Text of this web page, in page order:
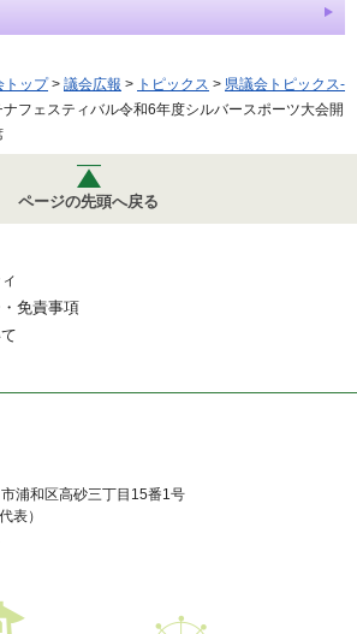
トップ> 議会広報 > トピックス > 県議会トピックス-
フェスティバル令和6年度シルバースポーツ大会開
ページの先頭へ戻る
免責事項
浦和区高砂三丁目15番1号
表）